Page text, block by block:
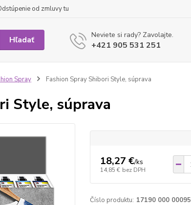
od zmluvy tu
Hľadať Neviete si rady? Zavolajte.
+421 905 531 251
Spray Fashion Spray Shibori Style, súprava
Style, súprava
18,27 €/ks
14,85 € bez DPH
Číslo produktu: 17190 000 00095